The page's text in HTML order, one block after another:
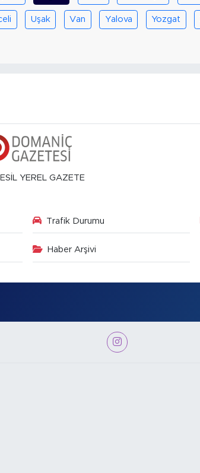
Uşak Van Yalova Yozgat
YEREL GAZETE
Trafik Durumu
Haber Arşivi